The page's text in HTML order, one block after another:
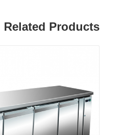
Related Products
פרטים: